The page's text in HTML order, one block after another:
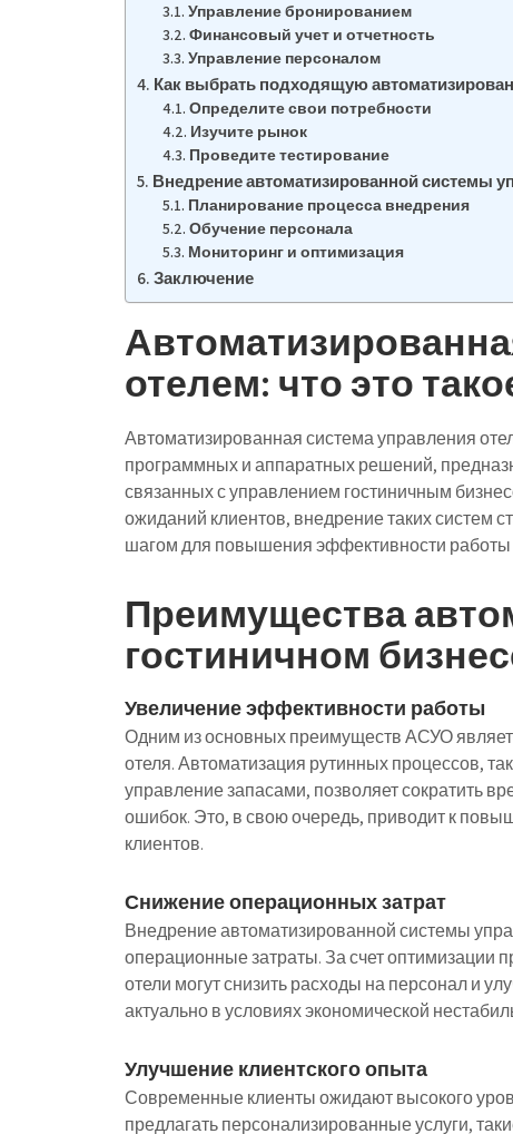
Управление бронированием
Финансовый учет и отчетность
Управление персоналом
Как выбрать подходящую
Определите свои потребности
Изучите рынок
Проведите тестирование
Внедрение автоматизированной системы
Планирование процесса внедрения
Обучение персонала
Мониторинг и оптимизация
Заключение
отелем: что это
Автоматизированная система управления
программных и аппаратных решений,
связанных с управлением гостиничным
ожиданий клиентов, внедрение таких систем
шагом для повышения эффективности работы
Преимущества
гостиничном
Увеличение эффективности работы
Одним из основных преимуществ АСУО
отеля. Автоматизация рутинных процессов,
управление запасами, позволяет сократить
ошибок. Это, в свою очередь, приводит к
клиентов.
Снижение операционных затрат
Внедрение автоматизированной системы
операционные затраты. За счет оптимизации
отели могут снизить расходы на персонал и
актуально в условиях экономической
Улучшение клиентского опыта
Современные клиенты ожидают высокого
предлагать персонализированные услуги,